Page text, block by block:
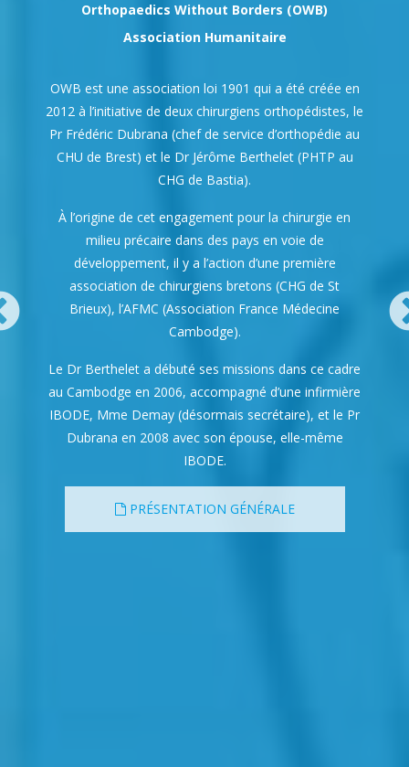
Orthopaedics Without Borders (OWB)
Association Humanitaire
OWB est une association loi 1901 qui a été créée en
2012 à l’initiative de deux chirurgiens orthopédistes, le
Pr Frédéric Dubrana (chef de service d’orthopédie au
CHU de Brest) et le Dr Jérôme Berthelet (PHTP au
CHG de Bastia).
À l’origine de cet engagement pour la chirurgie en
milieu précaire dans des pays en voie de
développement, il y a l’action d’une première
association de chirurgiens bretons (CHG de St
Brieux), l’AFMC (Association France Médecine
Cambodge).
Le Dr Berthelet a débuté ses missions dans ce cadre
au Cambodge en 2006, accompagné d’une infirmière
IBODE, Mme Demay (désormais secrétaire), et le Pr
Dubrana en 2008 avec son épouse, elle-même
IBODE.
PRÉSENTATION GÉNÉRALE